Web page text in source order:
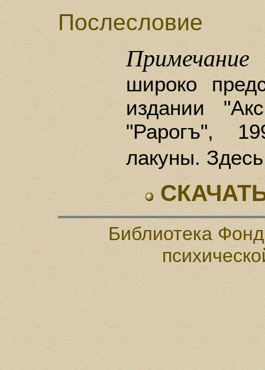
Послесловие
широко
издании
"Рарогъ",
лакуны.
Библиотека